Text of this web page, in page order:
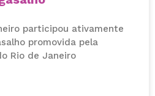
participou ativamente
promovida pela
Rio de Janeiro